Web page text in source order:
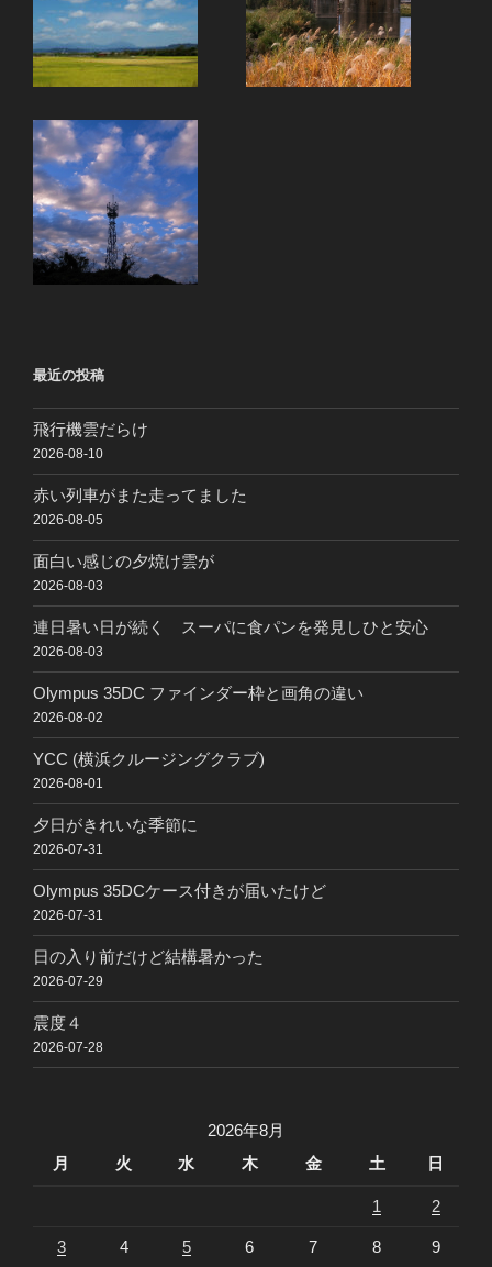
最近の投稿
飛行機雲だらけ
2026-08-10
赤い列車がまた走ってました
2026-08-05
面白い感じの夕焼け雲が
2026-08-03
連日暑い日が続く スーパに食パンを発見しひと安心
2026-08-03
Olympus 35DC ファインダー枠と画角の違い
2026-08-02
YCC (横浜クルージングクラブ)
2026-08-01
夕日がきれいな季節に
2026-07-31
Olympus 35DCケース付きが届いたけど
2026-07-31
日の入り前だけど結構暑かった
2026-07-29
震度４
2026-07-28
2026年8月
月
火 水 木 金 土 日
1 2
3 4 5 6 7 8 9